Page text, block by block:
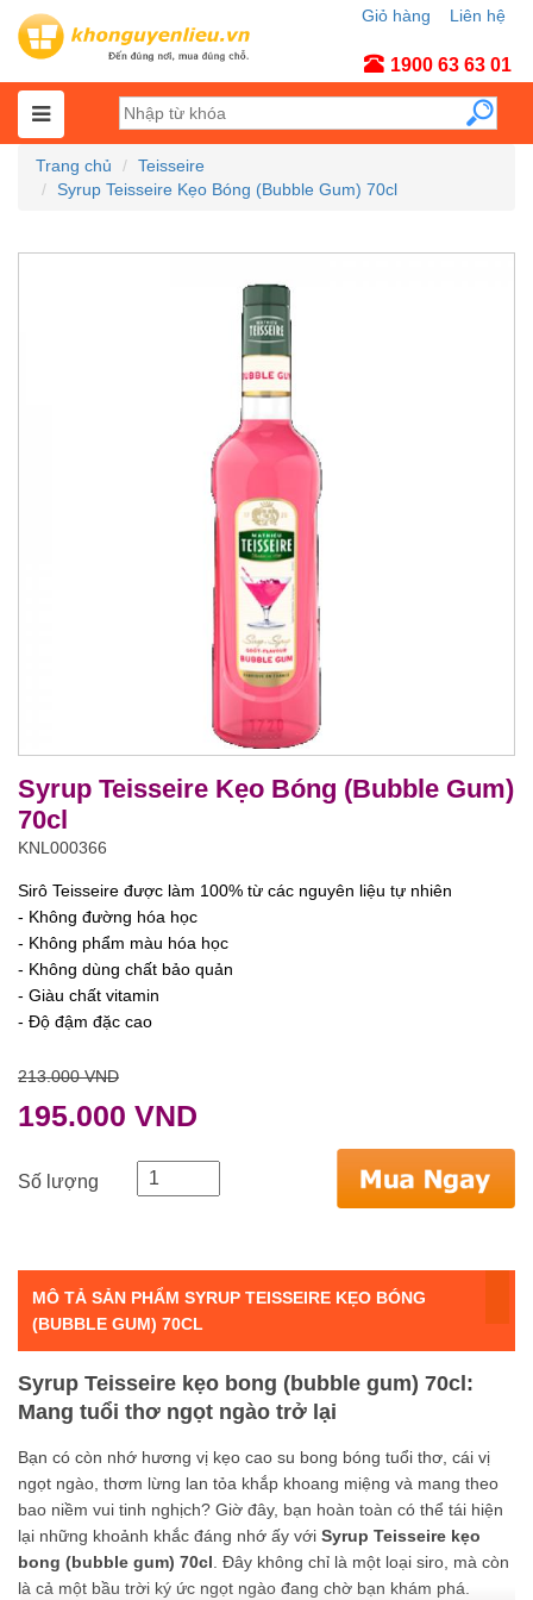
Liên hệ
Giỏ hàng
1900 63 63 01
Trang chủ
Teisseire
Syrup Teisseire Kẹo Bóng (Bubble Gum) 70cl
Syrup Teisseire Kẹo Bóng (Bubble Gum)
70cl
KNL000366
Sirô Teisseire được làm 100% từ các nguyên liệu tự nhiên
- Không đường hóa học
- Không phẩm màu hóa học
- Không dùng chất bảo quản
- Giàu chất vitamin
- Độ đậm đặc cao
213.000 VND
195.000 VND
Số lượng
MÔ TẢ SẢN PHẨM SYRUP TEISSEIRE KẸO BÓNG
(BUBBLE GUM) 70CL
Syrup Teisseire kẹo bong (bubble gum) 70cl:
Mang tuổi thơ ngọt ngào trở lại
Bạn có còn nhớ hương vị kẹo cao su bong bóng tuổi thơ, cái vị
ngọt ngào, thơm lừng lan tỏa khắp khoang miệng và mang theo
bao niềm vui tinh nghịch? Giờ đây, bạn hoàn toàn có thể tái hiện
lại những khoảnh khắc đáng nhớ ấy với Syrup Teisseire kẹo
bong (bubble gum) 70cl . Đây không chỉ là một loại siro, mà còn
là cả một bầu trời ký ức ngọt ngào đang chờ bạn khám phá.